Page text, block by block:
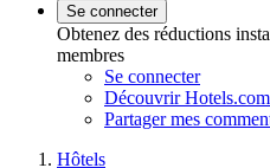
Se connecter
Obtenez des réductions
membres
Se connecter
Découvrir
Partager mes
Hôtels